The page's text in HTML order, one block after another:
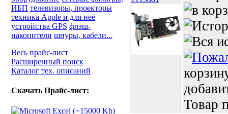
ИБП телевизоры, проекторы
техника Apple и для неё
устройства GPS флэш-
накопители шнуры, кабели...
Весь прайс-лист
Расширенный поиск
Каталог тех. описаний
Скачать Прайс-лист:
Товар